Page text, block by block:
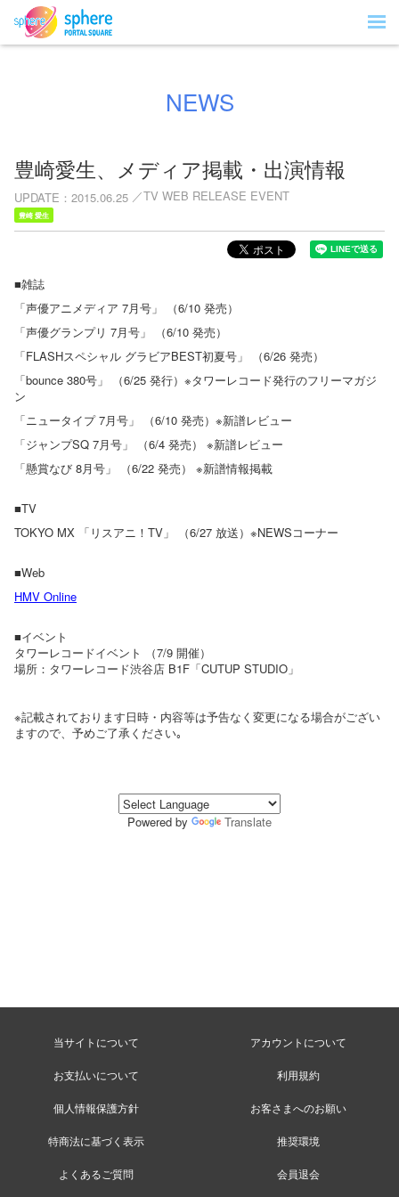
NEWS
豊崎愛生、メディア掲載・出演情報
UPDATE 2015.06.25 TV WEB RELEASE EVENT
豊崎 愛生
■雑誌
「声優アニメディア 7月号」 （6/10 発売）
「声優グランプリ 7月号」 （6/10 発売）
「FLASHスペシャル グラビアBEST初夏号」 （6/26 発売）
「bounce 380号」 （6/25 発行）※タワーレコード発行のフリーマガジ
ン
「ニュータイプ 7月号」 （6/10 発売）※新譜レビュー
「ジャンプSQ 7月号」 （6/4 発売） ※新譜レビュー
「懸賞なび 8月号」 （6/22 発売） ※新譜情報掲載
■TV
TOKYO MX 「リスアニ！TV」 （6/27 放送）※NEWSコーナー
■Web
HMV Online
■イベント
タワーレコードイベント （7/9 開催）
場所：タワーレコード渋谷店 B1F「CUTUP STUDIO」
※記載されております日時・内容等は予告なく変更になる場合がござい
ますので、予めご了承ください｡
Powered by Translate
当サイトについて アカウントについて
お支払いについて 利用規約
個人情報保護方針 お客さまへのお願い
特商法に基づく表示 推奨環境
よくあるご質問 会員退会